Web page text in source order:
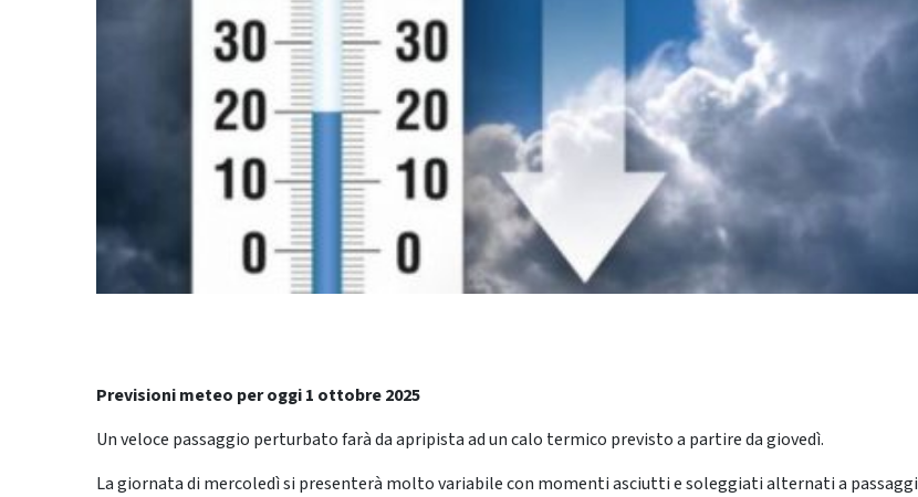
Previsioni meteo per oggi 1 ottobre 2025
Un veloce passaggio perturbato farà da apripista ad un calo termico previsto a partire da giovedì.
La giornata di mercoledì si presenterà molto variabile con momenti asciutti e soleggiati alternati a passaggi